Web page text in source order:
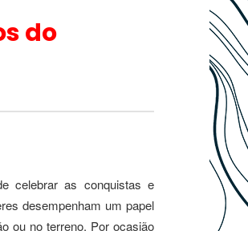
do
celebrar as conquistas e
desempenham um papel
ou no terreno. Por ocasião